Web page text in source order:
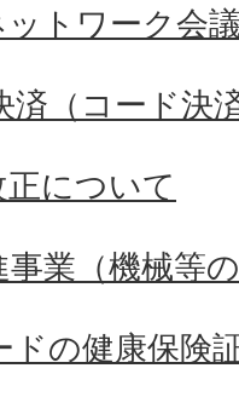
トワーク会
済（コード決
について
業（機械等
の健康保険